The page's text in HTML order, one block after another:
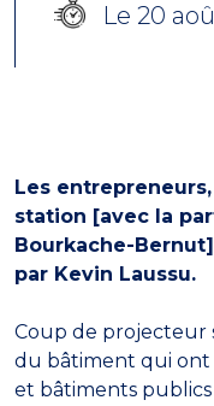
Le 20
Les
station [avec la
Bourkache-Bernut]
par Kevin Laussu.
Coup de projecteur
du bâtiment qui ont
et bâtiments publics